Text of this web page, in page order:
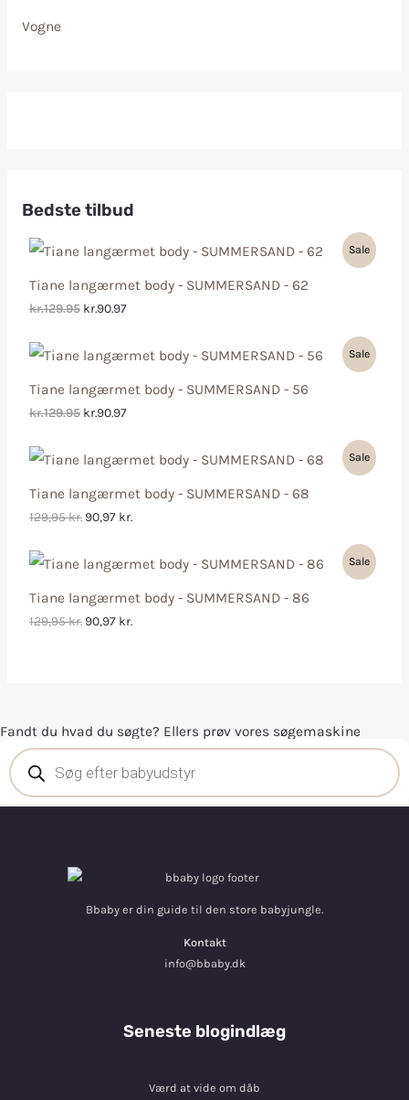
Vogne
Bedste tilbud
Tiane langærmet body - SUMMERSAND - 62
Sale
kr.129.95 kr.90.97
Tiane langærmet body - SUMMERSAND - 56
Sale
kr.129.95 kr.90.97
Tiane langærmet body - SUMMERSAND - 68
Sale
129,95kr. 90,97 kr.
Tiane langærmet body - SUMMERSAND - 86
Sale
129,95kr. 90,97 kr.
Fandt du hvad du søgte? Ellers prøv vores søgemaskine
Bbaby er din guide til den store babyjungle.
Kontakt
info@bbaby.dk
Seneste blogindlæg
Værd at vide om dåb